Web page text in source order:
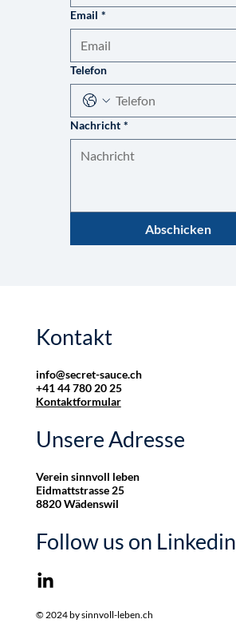
Email *
Telefon
Nachricht *
Abschicken
Kontakt
info@secret-sauce.ch
+41 44 780 20 25
Kontaktformular
Unsere Adresse
Verein sinnvoll leben
Eidmattstrasse 25
8820 Wädenswil
Follow us on Linkedin
© 2024 by sinnvoll-leben.ch